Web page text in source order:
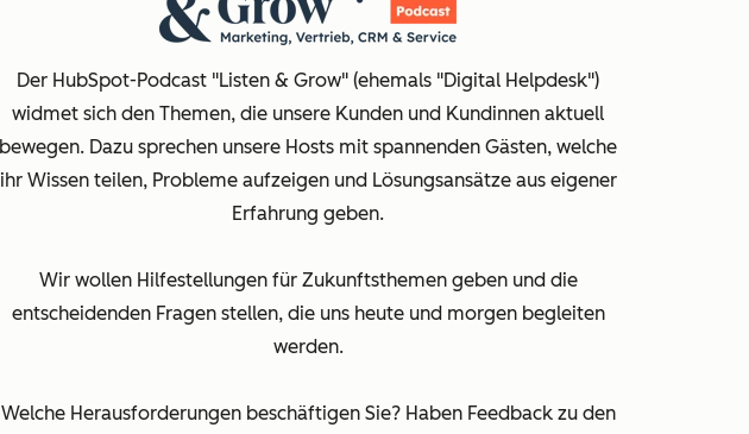
Der HubSpot-Podcast "Listen & Grow" (ehemals "Digital Helpdesk")
widmet sich den Themen, die unsere Kunden und Kundinnen aktuell
bewegen. Dazu sprechen unsere Hosts mit spannenden Gästen, welche
ihr Wissen teilen, Probleme aufzeigen und Lösungsansätze aus eigener
Erfahrung geben.
Wir wollen Hilfestellungen für Zukunftsthemen geben und die
entscheidenden Fragen stellen, die uns heute und morgen begleiten
werden.
Welche Herausforderungen beschäftigen Sie? Haben Feedback zu den